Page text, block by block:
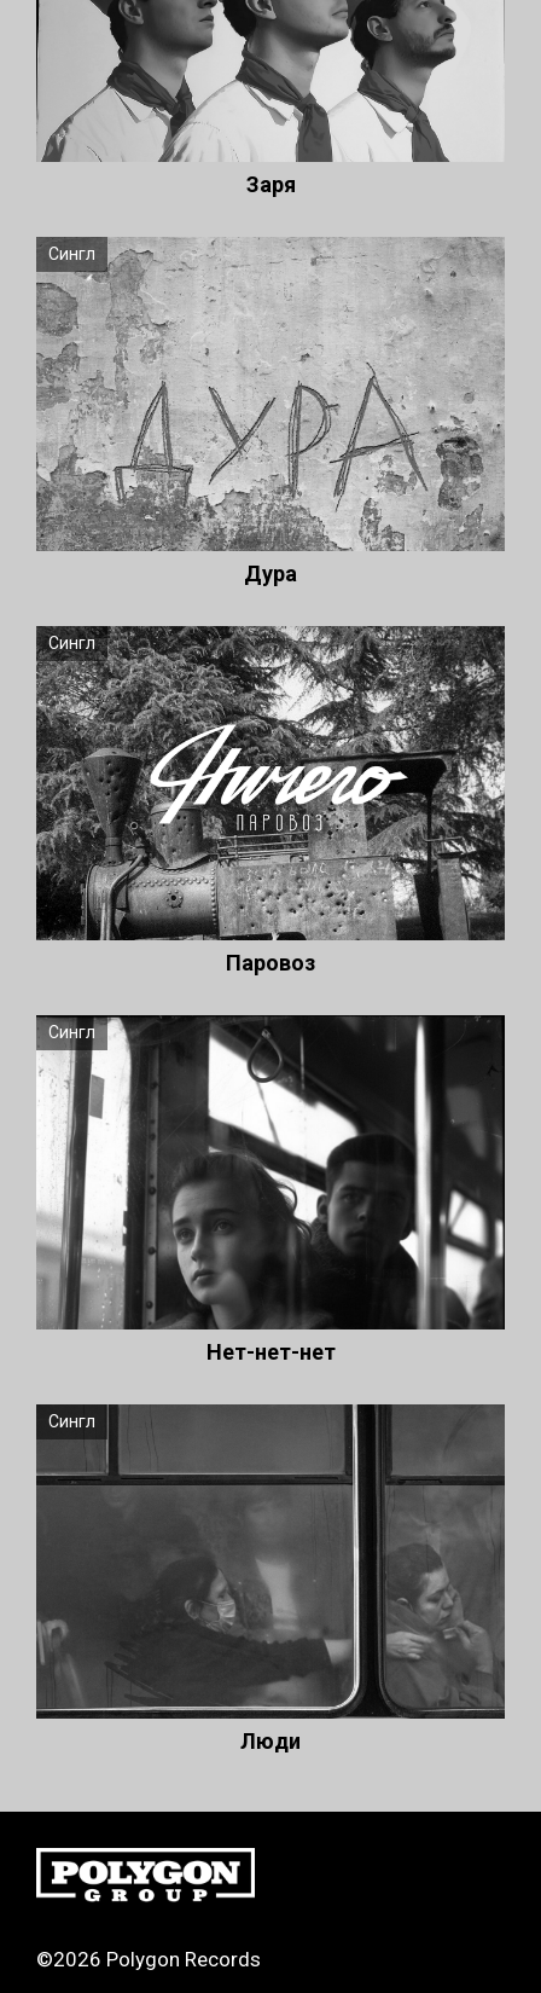
Заря
Сингл
Дура
Сингл
Паровоз
Сингл
Нет-нет-нет
Сингл
Люди
©2026 Polygon Records